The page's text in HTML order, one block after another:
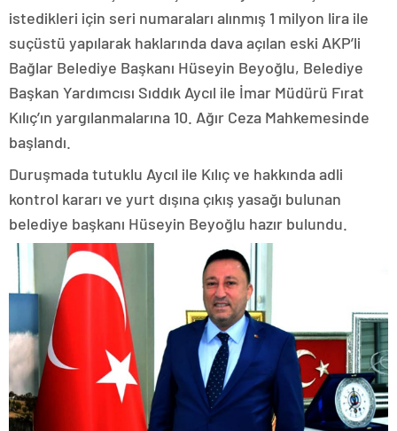
istedikleri için seri numaraları alınmış 1 milyon lira ile
suçüstü yapılarak haklarında dava açılan eski AKP’li
Bağlar Belediye Başkanı Hüseyin Beyoğlu, Belediye
Başkan Yardımcısı Sıddık Aycıl ile İmar Müdürü Fırat
Kılıç’ın yargılanmalarına 10. Ağır Ceza Mahkemesinde
başlandı.
Duruşmada tutuklu Aycıl ile Kılıç ve hakkında adli
kontrol kararı ve yurt dışına çıkış yasağı bulunan
belediye başkanı Hüseyin Beyoğlu hazır bulundu.